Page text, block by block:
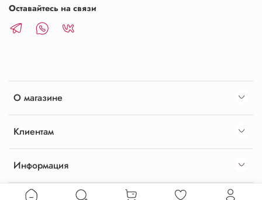
О магазине
Клиентам
Информация
Оставайтесь на связи